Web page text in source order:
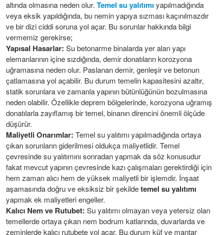
altında olmasına neden olur. Temel su yalıtımı yapılmadığında
veya eksik yapıldığında, bu nemin yapıya sızması kaçınılmazdır
ve bir dizi ciddi soruna yol açar. Bu sorunlar hakkında bilgi
vermemiz gerekirse;
Yapısal Hasarlar: Su betonarme binalarda yer alan yapı
elemanlarının içine sızdığında, demir donatıların korozyona
uğramasına neden olur. Paslanan demir, genleşir ve betonun
çatlamasına yol açabilir. Bu durum temelin kapasitesini azaltır,
statik sorunlara ve zamanla yapının bütünlüğünün bozulmasına
neden olabilir. Özellikle deprem bölgelerinde, korozyona uğramış
donatılarla zayıflamış bir temel, binanın direncini önemli ölçüde
düşürür.
Maliyetli Onarımlar: Temel su yalıtımı yapılmadığında ortaya
çıkan sorunların giderilmesi oldukça maliyetlidir. Temel
çevresinde su yalıtımını sonradan yapmak da söz konusudur
fakat mevcut yapının çevresinde kazı çalışmaları gerektirdiği için
hem zaman alıcı hem de yüksek maliyetli bir işlemdir. İnşaat
aşamasında doğru ve eksiksiz bir şekildetemel su yalıtımı
yapmak ek maliyetleri engeller.
Kalıcı Nem ve Rutubet: Su yalıtımı olmayan veya yetersiz olan
temellerde ortaya çıkan nem bodrum katlarında, duvarlarda ve
zeminlerde kalıcı rutubete yol açar. Bu durum küf ve mantar